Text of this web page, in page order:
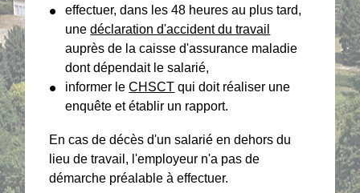
effectuer, dans les 48 heures au plus tard,
unedéclaration d'accident du travail
auprès de la caisse d'assurance maladie
dont dépendait le salarié,
informer leCHSCT qui doit réaliser une
enquête et établir un rapport.
En cas de décès d'un salarié en dehors du
lieu de travail, l'employeur n'a pas de
démarche préalable à effectuer.